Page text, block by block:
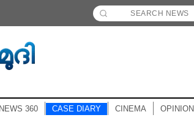
NEWS 360 CASE DIARY CINEMA OPINION